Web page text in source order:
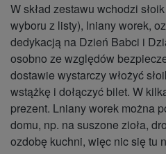
W skład zestawu wchodzi
wyboru z listy), lniany worek,
dedykacją na Dzień Babci i
osobno ze względów
dostawie wystarczy włożyć
wstążkę i dołączyć bilet. W
prezent. Lniany worek można
domu, np. na suszone zioła,
ozdobę kuchni, więc nic się tu